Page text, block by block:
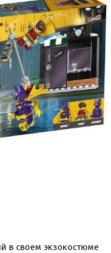
в своем экзокостюме